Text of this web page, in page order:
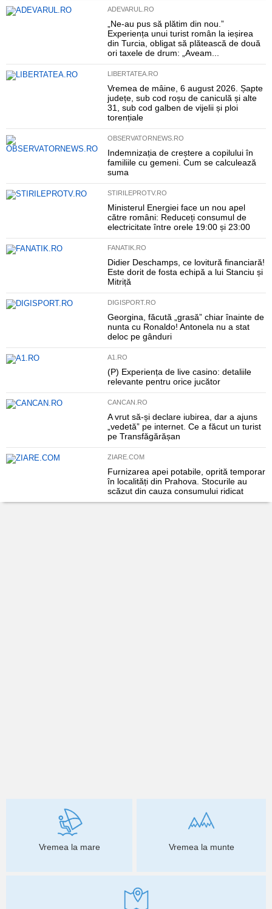
ADEVARUL.RO
„Ne-au pus să plătim din nou.”
Experiența unui turist român la ieșirea
din Turcia, obligat să plătească de două
ori taxele de drum: „Aveam...
LIBERTATEA.RO
Vremea de mâine, 6 august 2026. Șapte
județe, sub cod roșu de caniculă și alte
31, sub cod galben de vijelii și ploi
torențiale
OBSERVATORNEWS.RO
Indemnizația de creștere a copilului în
familiile cu gemeni. Cum se calculează
suma
STIRILEPROTV.RO
Ministerul Energiei face un nou apel
către români: Reduceți consumul de
electricitate între orele 19:00 și 23:00
FANATIK.RO
Didier Deschamps, ce lovitură financiară!
Este dorit de fosta echipă a lui Stanciu și
Mitriță
DIGISPORT.RO
Georgina, făcută „grasă” chiar înainte de
nunta cu Ronaldo! Antonela nu a stat
deloc pe gânduri
A1.RO
(P) Experiența de live casino: detaliile
relevante pentru orice jucător
CANCAN.RO
A vrut să-și declare iubirea, dar a ajuns
„vedetă” pe internet. Ce a făcut un turist
pe Transfăgărășan
ZIARE.COM
Furnizarea apei potabile, oprită temporar
în localități din Prahova. Stocurile au
scăzut din cauza consumului ridicat
Vremea la mare Vremea la munte